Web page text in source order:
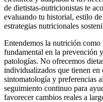
de dietistas-nutricionistas te
evaluando tu historial, estilo
estrategias nutricionales
Entendemos la nutrición como
fundamental en la prevención
patologías. No ofrecemos
individualizados que tienen en
sintomatología y preferencias
seguimiento continuo para
favorecer cambios reales a